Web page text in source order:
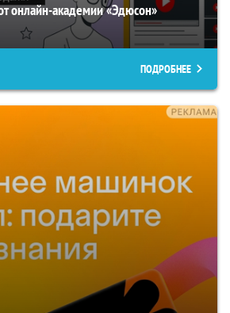
онлайн-академии «Эдюсон»
ПОДРОБНЕЕ